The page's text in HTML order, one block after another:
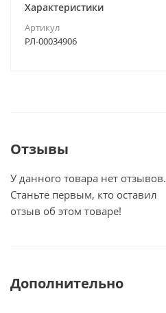
Характеристики
Артикул
РЛ-00034906
Отзывы
У данного товара нет отзывов.
Станьте первым, кто оставил
отзыв об этом товаре!
Дополнительно